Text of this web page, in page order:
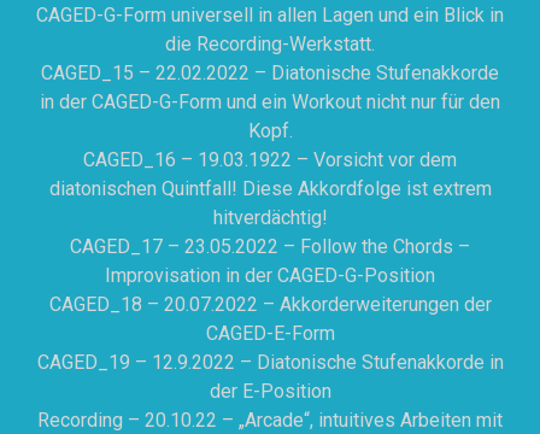
CAGED-G-Form universell in allen Lagen und ein Blick in
die Recording-Werkstatt.
CAGED_15 – 22.02.2022 – Diatonische Stufenakkorde
in der CAGED-G-Form und ein Workout nicht nur für den
Kopf.
CAGED_16 – 19.03.1922 – Vorsicht vor dem
diatonischen Quintfall! Diese Akkordfolge ist extrem
hitverdächtig!
CAGED_17 – 23.05.2022 – Follow the Chords –
Improvisation in der CAGED-G-Position
CAGED_18 – 20.07.2022 – Akkorderweiterungen der
CAGED-E-Form
CAGED_19 – 12.9.2022 – Diatonische Stufenakkorde in
der E-Position
Recording – 20.10.22 – „Arcade“, intuitives Arbeiten mit